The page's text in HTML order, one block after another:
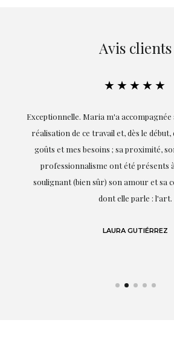
Avis clients
★★★★★
Exceptionnelle. Maria m'a accompagnée
réalisation de ce travail et, dès le début,
goûts et mes besoins ; sa proximité,
professionnalisme ont été présents
soulignant (bien sûr) son amour et sa
dont elle parle : l'art.
LAURA GUTIÉRREZ